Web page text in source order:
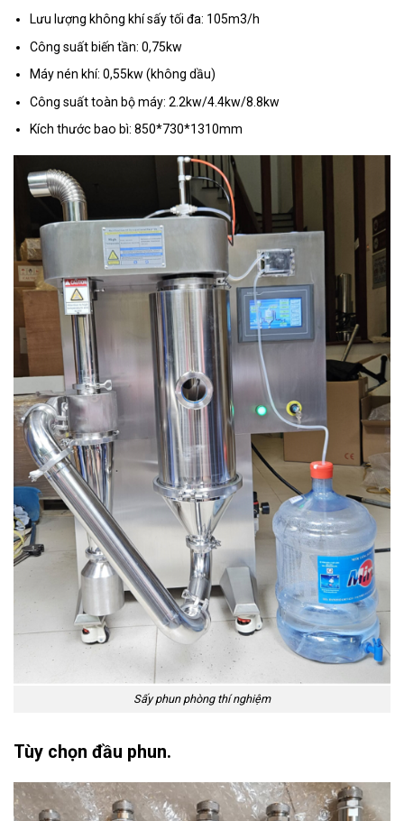
Lưu lượng không khí sấy tối đa: 105m3/h
Công suất biến tần: 0,75kw
Máy nén khí: 0,55kw (không dầu)
Công suất toàn bộ máy: 2.2kw/4.4kw/8.8kw
Kích thước bao bì: 850*730*1310mm
Sấy phun phòng thí nghiệm
Tùy chọn đầu phun.